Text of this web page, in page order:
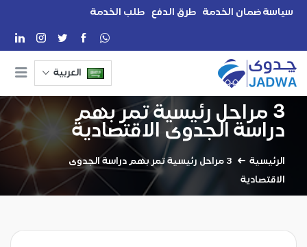
سياسة ضمان الخدمة طرق الدفع طلب الخدمة
العربية
3 مراحل رئيسية تمر بهم
دراسة الجدوى الاقتصادية
الرئيسية
3 مراحل رئيسية تمر بهم دراسة الجدوى
الاقتصادية